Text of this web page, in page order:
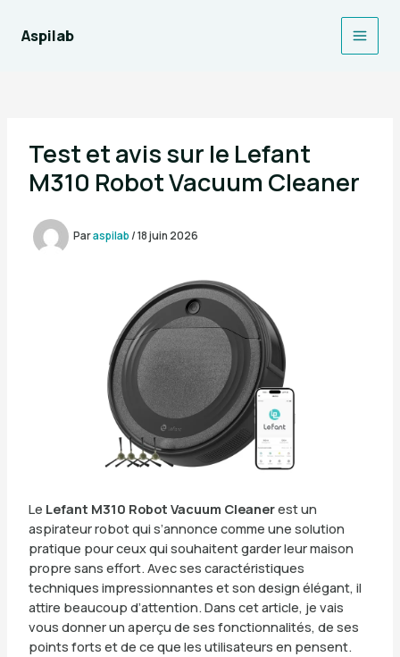
contenu
Aspilab
Main
Test et avis sur le Lefant
M310 Robot Vacuum Cleaner
Paraspilab/18 juin 2026
Le Lefant M310 Robot Vacuum Cleanerest un
aspirateur robot qui s’annonce comme une solution
pratique pour ceux qui souhaitent garder leur maison
propre sans effort. Avec ses caractéristiques
techniques impressionnantes et son design élégant, il
attire beaucoup d’attention. Dans cet article, je vais
vous donner un aperçu de ses fonctionnalités, de ses
points forts et de ce que les utilisateurs en pensent.